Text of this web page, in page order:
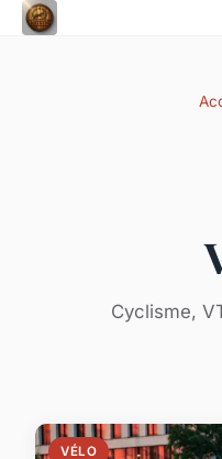
Cyclisme,
VÉLO